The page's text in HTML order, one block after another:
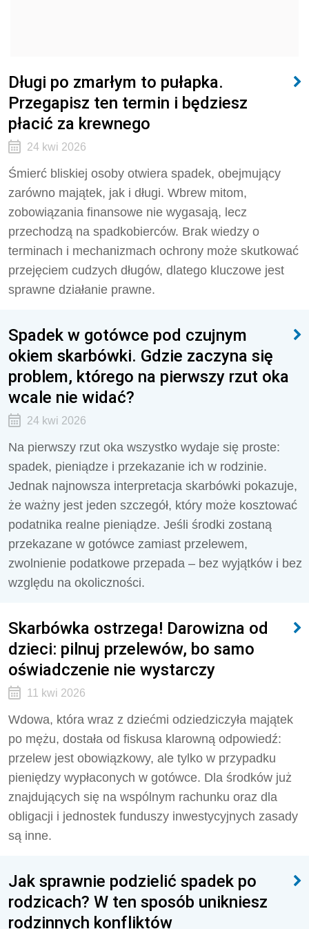
Długi po zmarłym to pułapka.
Przegapisz ten termin i będziesz
płacić za krewnego
24 kwi 2026
Śmierć bliskiej osoby otwiera spadek, obejmujący
zarówno majątek, jak i długi. Wbrew mitom,
zobowiązania finansowe nie wygasają, lecz
przechodzą na spadkobierców. Brak wiedzy o
terminach i mechanizmach ochrony może skutkować
przejęciem cudzych długów, dlatego kluczowe jest
sprawne działanie prawne.
Spadek w gotówce pod czujnym
okiem skarbówki. Gdzie zaczyna się
problem, którego na pierwszy rzut oka
wcale nie widać?
24 kwi 2026
Na pierwszy rzut oka wszystko wydaje się proste:
spadek, pieniądze i przekazanie ich w rodzinie.
Jednak najnowsza interpretacja skarbówki pokazuje,
że ważny jest jeden szczegół, który może kosztować
podatnika realne pieniądze. Jeśli środki zostaną
przekazane w gotówce zamiast przelewem,
zwolnienie podatkowe przepada – bez wyjątków i bez
względu na okoliczności.
Skarbówka ostrzega! Darowizna od
dzieci: pilnuj przelewów, bo samo
oświadczenie nie wystarczy
11 kwi 2026
Wdowa, która wraz z dziećmi odziedziczyła majątek
po mężu, dostała od fiskusa klarowną odpowiedź:
przelew jest obowiązkowy, ale tylko w przypadku
pieniędzy wypłaconych w gotówce. Dla środków już
znajdujących się na wspólnym rachunku oraz dla
obligacji i jednostek funduszy inwestycyjnych zasady
są inne.
Jak sprawnie podzielić spadek po
rodzicach? W ten sposób unikniesz
rodzinnych konfliktów